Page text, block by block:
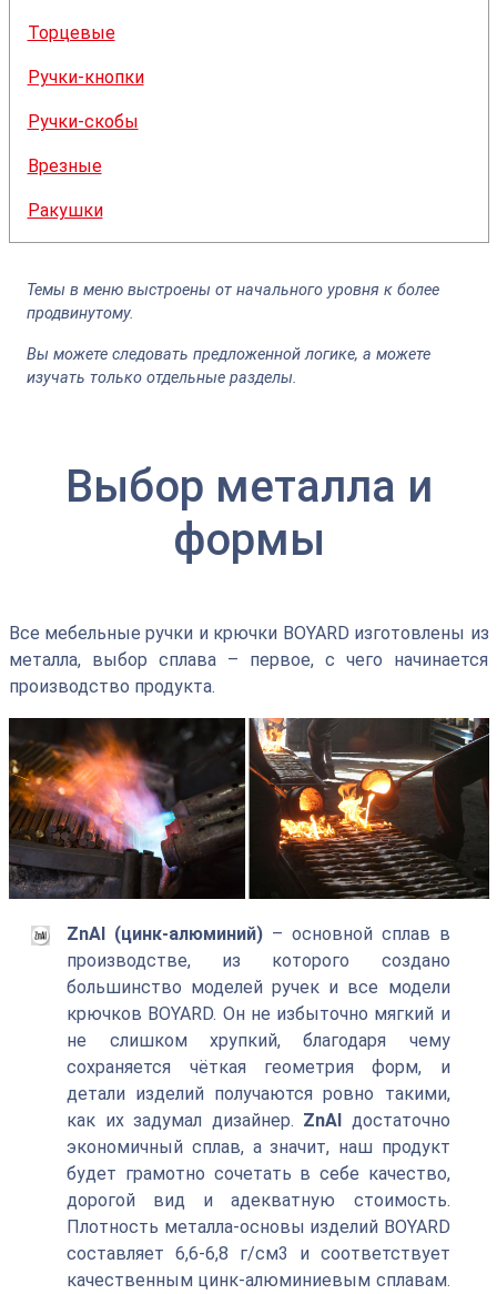
Торцевые
Ручки-кнопки
Ручки-скобы
Врезные
Ракушки
Темы в меню выстроены от начального уровня к более
продвинутому.
Вы можете следовать предложенной логике, а можете
изучать только отдельные разделы.
Выбор металла и
формы
Все мебельные ручки и крючки BOYARD изготовлены из
металла, выбор сплава – первое, с чего начинается
производство продукта.
ZnAl (цинк-алюминий) – основной сплав в
производстве, из которого создано
большинство моделей ручек и все модели
крючков BOYARD. Он не избыточно мягкий и
не слишком хрупкий, благодаря чему
сохраняется чёткая геометрия форм, и
детали изделий получаются ровно такими,
как их задумал дизайнер. ZnAl достаточно
экономичный сплав, а значит, наш продукт
будет грамотно сочетать в себе качество,
дорогой вид и адекватную стоимость.
Плотность металла-основы изделий BOYARD
составляет 6,6-6,8 г/см3 и соответствует
качественным цинк-алюминиевым сплавам.